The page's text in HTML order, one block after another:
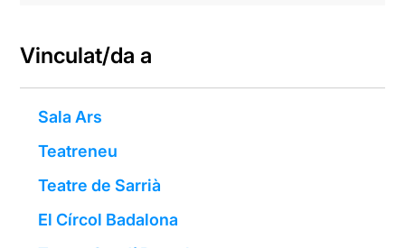
Vinculat/da a
Sala Ars
Teatreneu
Teatre de Sarrià
El Círcol Badalona